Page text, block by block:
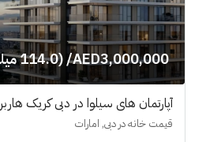
AED3,000,000/ (114.0 میلیارد تومان)
آپارتمان های سیلوا در دبی کریک هاربر
قیمت خانه در دبی, امارات